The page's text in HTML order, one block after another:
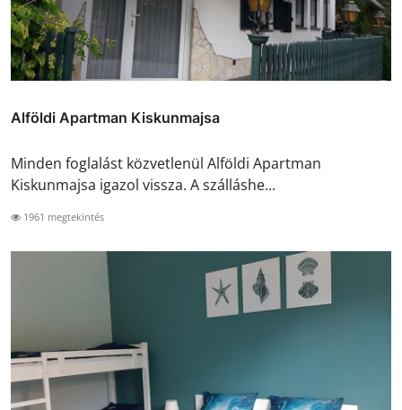
Alföldi Apartman Kiskunmajsa
Minden foglalást közvetlenül Alföldi Apartman
Kiskunmajsa igazol vissza. A szálláshe...
1961 megtekintés